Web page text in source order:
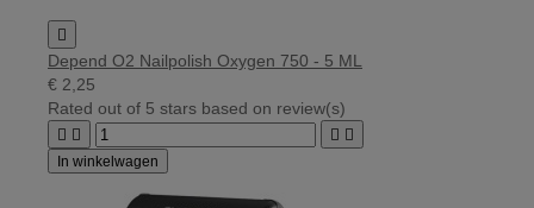

Depend O2 Nailpolish Oxygen 750 - 5 ML
€ 2,25
Rated out of 5 stars based on review(s)
   
In winkelwagen